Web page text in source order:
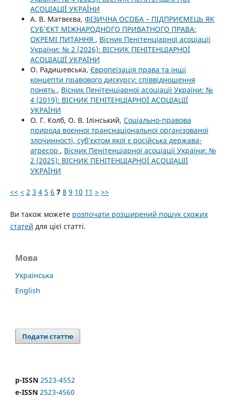
АСОЦІАЦІЇ УКРАЇНИ
А. В. Матвєєва, ФІЗИЧНА ОСОБА – ПІДПРИЄМЕЦЬ ЯК
СУБ’ЄКТ МІЖНАРОДНОГО ПРИВАТНОГО ПРАВА:
ОКРЕМІ ПИТАННЯ , Вісник Пенітенціарної асоціації
України: № 2 (2026): ВІСНИК ПЕНІТЕНЦІАРНОЇ
АСОЦІАЦІЇ УКРАЇНИ
О. Радишевська, Європеїзація права та інші
концепти правового дискурсу: співвідношення
понять , Вісник Пенітенціарної асоціації України: №
4 (2019): ВІСНИК ПЕНІТЕНЦІАРНОЇ АСОЦІАЦІЇ
УКРАЇНИ
О. Г. Колб, О. В. Ілінський, Соціально-правова
природа воєнної транснаціональної організованої
злочинності, суб’єктом якої є російська держава-
агресор , Вісник Пенітенціарної асоціації України: №
2 (2025): ВІСНИК ПЕНІТЕНЦІАРНОЇ АСОЦІАЦІЇ
УКРАЇНИ
<< < 2 3 4 5 6 7 8 9 10 11 > >>
Ви також можете розпочати розширений пошук схожих
статей для цієї статті.
Мова
Українська
English
Подати статтю
p-ISSN 2523-4552
e-ISSN 2523-4560